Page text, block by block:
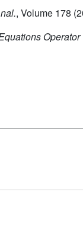
, Volume 178